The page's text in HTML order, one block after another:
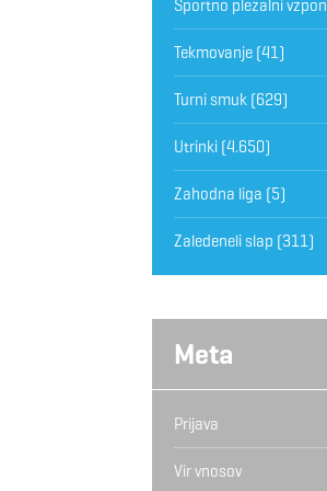
Športno plezalni vzpon
Tekmovanje(41)
Turni smuk(629)
Utrinki(4.650)
Zahodna liga (5)
Zaledeneli slap (311)
Meta
Prijava
Vir vnosov